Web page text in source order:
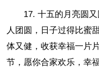
17. 十五的月亮圆
人团圆，日子过得比蜜
体又健，收获幸福一片
节，愿你合家欢乐，幸福